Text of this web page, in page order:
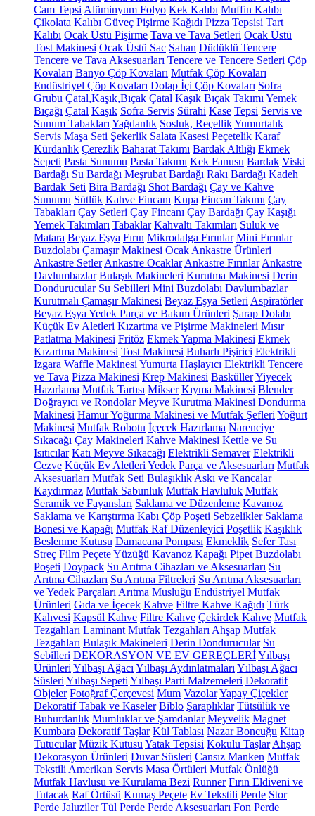
Cam Tepsi Alüminyum Folyo Kek Kalıbı Muffin Kalıbı
Çikolata Kalıbı Güveç Pişirme Kağıdı Pizza Tepsisi Tart
Kalıbı Ocak Üstü Pişirme Tava ve Tava Setleri Ocak Üstü
Tost Makinesi Ocak Üstü Sac Sahan Düdüklü Tencere
Tencere ve Tava Aksesuarları Tencere ve Tencere Setleri Çöp
Kovaları Banyo Çöp Kovaları Mutfak Çöp Kovaları
Endüstriyel Çöp Kovaları Dolap İçi Çöp Kovaları Sofra
Grubu Çatal,Kaşık,Bıçak Çatal Kaşık Bıçak Takımı Yemek
Bıçağı Çatal Kaşık Sofra Servis Sürahi Kase Tepsi Servis ve
Sunum Tabakları Yağdanlık Sosluk, ReçellikYumurtalık
Servis Maşa Seti Şekerlik Salata Kasesi Peçetelik Karaf
Kürdanlık Çerezlik Baharat Takımı Bardak Altlığı Ekmek
Sepeti Pasta Sunumu Pasta Takımı Kek Fanusu Bardak Viski
Bardağı Su Bardağı Meşrubat Bardağı Rakı Bardağı Kadeh
Bardak Seti Bira Bardağı Shot Bardağı Çay ve Kahve
Sunumu Sütlük Kahve Fincanı Kupa Fincan Takımı Çay
Tabakları Çay Setleri Çay Fincanı Çay Bardağı Çay Kaşığı
Yemek Takımları Tabaklar Kahvaltı Takımları Suluk ve
Matara Beyaz Eşya Fırın Mikrodalga Fırınlar Mini Fırınlar
Buzdolabı Çamaşır Makinesi Ocak Ankastre Ürünleri
Ankastre Setler Ankastre Ocaklar Ankastre Fırınlar Ankastre
Davlumbazlar Bulaşık Makineleri Kurutma Makinesi Derin
Dondurucular Su Sebilleri Mini Buzdolabı Davlumbazlar
Kurutmalı Çamaşır Makinesi Beyaz Eşya Setleri Aspiratörler
Beyaz Eşya Yedek Parça ve Bakım Ürünleri Şarap Dolabı
Küçük Ev Aletleri Kızartma ve Pişirme Makineleri Mısır
Patlatma Makinesi Fritöz Ekmek Yapma Makinesi Ekmek
Kızartma Makinesi Tost Makinesi Buharlı Pişirici Elektrikli
Izgara Waffle Makinesi Yumurta Haşlayıcı Elektrikli Tencere
ve Tava Pizza Makinesi Krep Makinesi BasküllerYiyecek
Hazırlama Mutfak Tartısı Mikser Kıyma Makinesi Blender
Doğrayıcı ve Rondolar Meyve Kurutma Makinesi Dondurma
Makinesi Hamur Yoğurma Makinesi ve Mutfak Şefleri Yoğurt
Makinesi Mutfak Robotu İçecek Hazırlama Narenciye
Sıkacağı Çay Makineleri Kahve Makinesi Kettle ve Su
Isıtıcılar Katı Meyve Sıkacağı Elektrikli Semaver Elektrikli
Cezve Küçük Ev Aletleri Yedek Parça ve Aksesuarları Mutfak
Aksesuarları Mutfak Seti Bulaşıklık Askı ve Kancalar
Kaydırmaz Mutfak Sabunluk Mutfak Havluluk Mutfak
Seramik ve Fayansları Saklama ve Düzenleme Kavanoz
Saklama ve Karıştırma Kabı Çöp Poşeti Sebzelikler Saklama
Bonesi ve Kapağı Mutfak Raf Düzenleyici Poşetlik Kaşıklık
Beslenme Kutusu Damacana Pompası Ekmeklik Sefer Tası
Streç Film Peçete Yüzüğü Kavanoz Kapağı Pipet Buzdolabı
Poşeti Doypack Su Arıtma Cihazları ve Aksesuarları Su
Arıtma Cihazları Su Arıtma Filtreleri Su Arıtma Aksesuarları
ve Yedek Parçaları Arıtma Musluğu Endüstriyel Mutfak
Ürünleri Gıda ve İçecek Kahve Filtre Kahve Kağıdı Türk
Kahvesi Kapsül Kahve Filtre Kahve Çekirdek Kahve Mutfak
Tezgahları Laminant Mutfak Tezgahları Ahşap Mutfak
Tezgahları Bulaşık Makineleri Derin Dondurucular Su
Sebilleri DEKORASYON VE EV GEREÇLERİYılbaşı
Ürünleri Yılbaşı Ağacı Yılbaşı Aydınlatmaları Yılbaşı Ağacı
Süsleri Yılbaşı Sepeti Yılbaşı Parti Malzemeleri Dekoratif
Objeler Fotoğraf Çerçevesi Mum VazolarYapay Çiçekler
Dekoratif Tabak ve Kaseler Biblo Şaraplıklar Tütsülük ve
Buhurdanlık Mumluklar ve Şamdanlar Meyvelik Magnet
Kumbara Dekoratif Taşlar Kül Tablası Nazar Boncuğu Kitap
Tutucular Müzik Kutusu Yatak Tepsisi Kokulu Taşlar Ahşap
Dekorasyon Ürünleri Duvar Süsleri Cansız Manken Mutfak
Tekstili Amerikan Servis Masa Örtüleri Mutfak Önlüğü
Mutfak Havlusu ve Kurulama Bezi Runner Fırın Eldiveni ve
Tutacak Raf Örtüsü Kumaş Peçete Ev Tekstili Perde Stor
Perde Jaluziler Tül Perde Perde Aksesuarları Fon Perde